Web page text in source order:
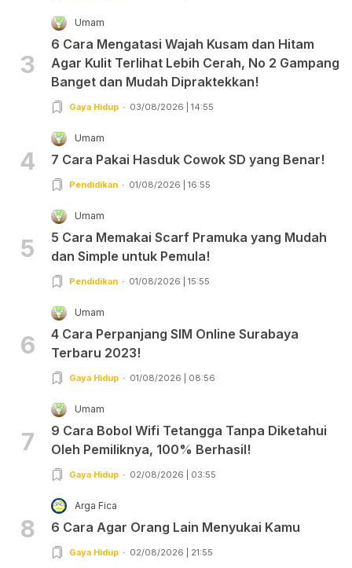
3
Umam
6 Cara Mengatasi Wajah Kusam dan Hitam
Agar Kulit Terlihat Lebih Cerah, No 2 Gampang
Banget dan Mudah Dipraktekkan!
Gaya Hidup 03/08/2026 | 14:55
4
Umam
7 Cara Pakai Hasduk Cowok SD yang Benar!
Pendidikan 01/08/2026 | 16:55
5
Umam
5 Cara Memakai Scarf Pramuka yang Mudah
dan Simple untuk Pemula!
Pendidikan 01/08/2026 | 15:55
6
Umam
4 Cara Perpanjang SIM Online Surabaya
Terbaru 2023!
Gaya Hidup 01/08/2026 | 08:56
7
Umam
9 Cara Bobol Wifi Tetangga Tanpa Diketahui
Oleh Pemiliknya, 100% Berhasil!
Gaya Hidup 02/08/2026 | 03:55
8
Arga Fica
6 Cara Agar Orang Lain Menyukai Kamu
Gaya Hidup 02/08/2026 | 21:55